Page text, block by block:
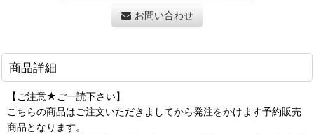
お問い合わせ
商品詳細
【ご注意★ご一読下さい】
こちらの商品はご注文いただきましてから発注をかけます予約販売
商品となります。